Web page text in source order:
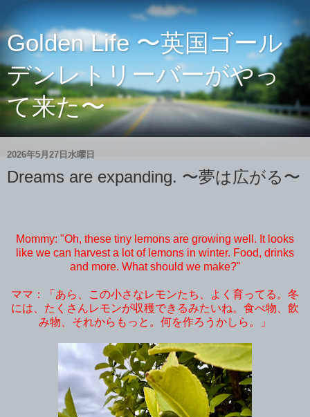
Golden Life 〜英国ゴール
デンレトリーバーがやっ
て来た〜
2026年5月27日水曜日
Dreams are expanding. 〜夢は広がる〜
Mommy: "Oh, these tiny lemons are growing well. It looks
like we can harvest a lot of lemons in winter. Food, drinks
and more. What should we make?"
ママ：「あら、この小さなレモンたち、よく育ってる。冬
には、たくさんレモンが収穫できるみたいね。食べ物、飲
み物、それからもっと。何を作ろうかしら。」